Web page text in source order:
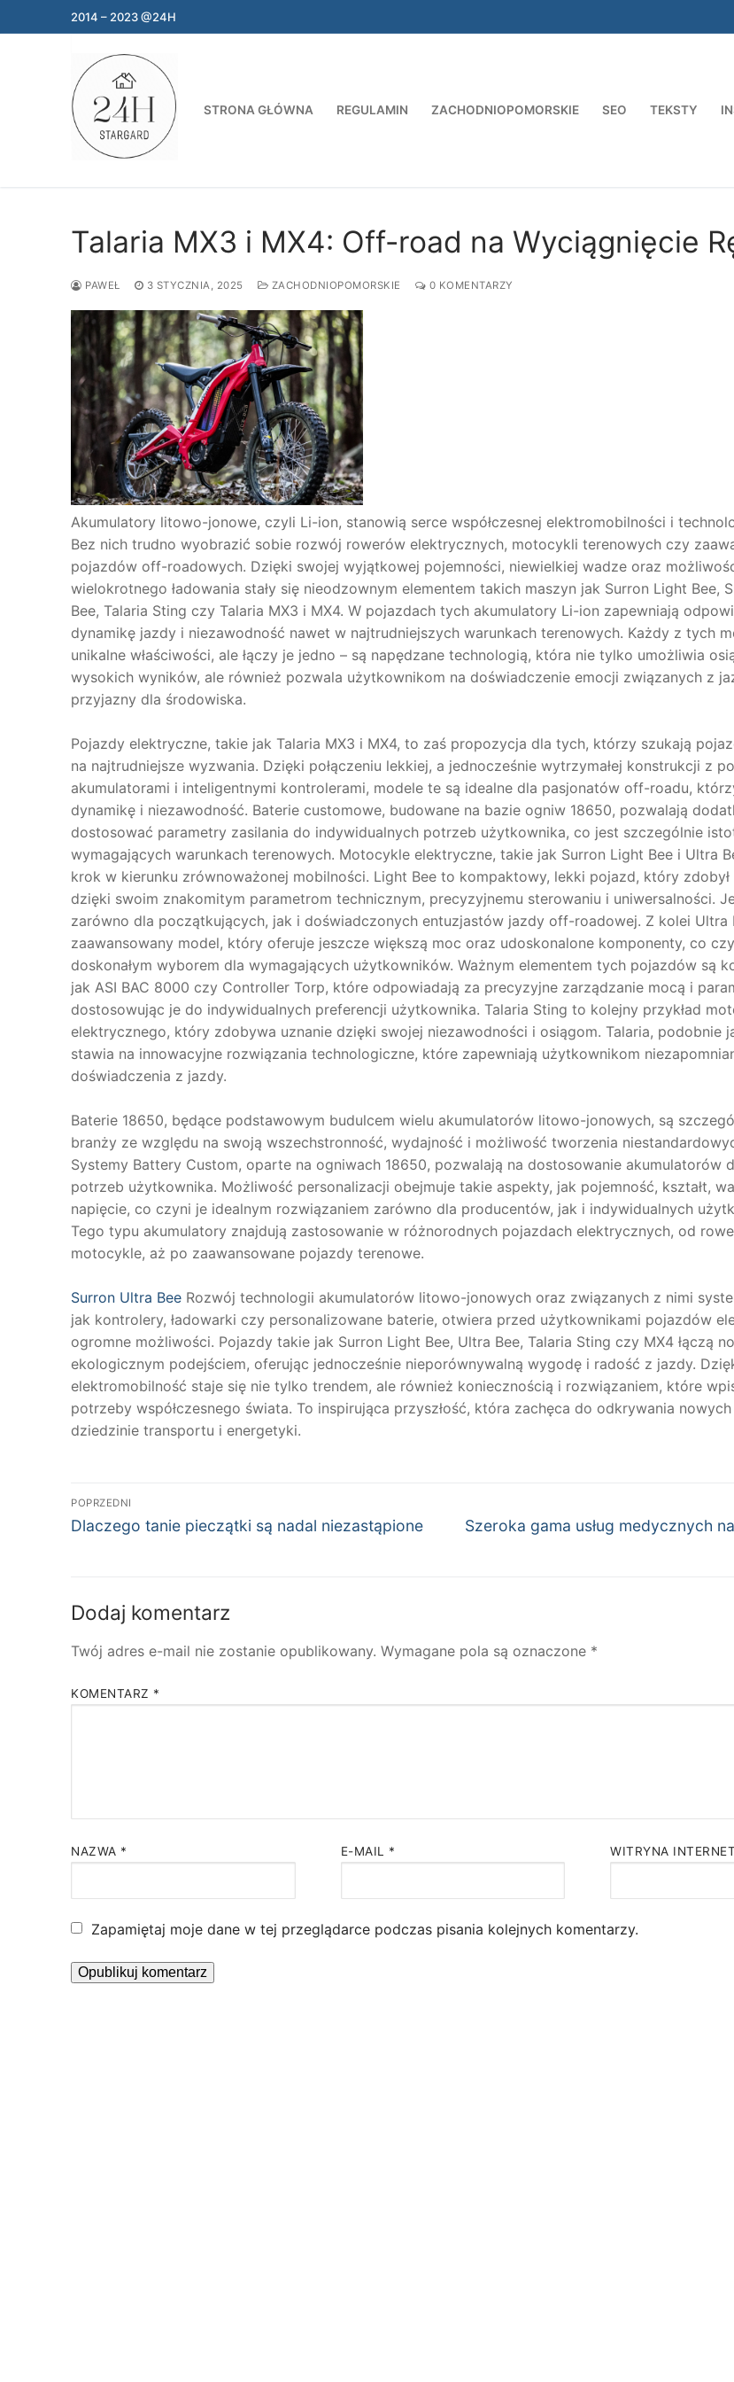
do
2014 – 2023 @24H
STRONA GŁÓWNA REGULAMIN ZACHODNIOPOMORSKIE SEO TEKSTY
Talaria MX3 i MX4: Off-road na Wyciągnięcie
PAWEŁ 3 STYCZNIA, 2025 ZACHODNIOPOMORSKIE 0 KOMENTARZY
Akumulatory litowo-jonowe, czyli Li-ion, stanowią serce współczesnej elektromobilności i
Bez nich trudno wyobrazić sobie rozwój rowerów elektrycznych, motocykli terenowych czy
pojazdów off-roadowych. Dzięki swojej wyjątkowej pojemności, niewielkiej wadze oraz
wielokrotnego ładowania stały się nieodzownym elementem takich maszyn jak Surron Light Bee,
Bee, Talaria Sting czy Talaria MX3 i MX4. W pojazdach tych akumulatory Li-ion zapewniają
dynamikę jazdy i niezawodność nawet w najtrudniejszych warunkach terenowych. Każdy z tych
unikalne właściwości, ale łączy je jedno – są napędzane technologią, która nie tylko umożliwia
wysokich wyników, ale również pozwala użytkownikom na doświadczenie emocji związanych z
przyjazny dla środowiska.
Pojazdy elektryczne, takie jak Talaria MX3 i MX4, to zaś propozycja dla tych, którzy szukają
na najtrudniejsze wyzwania. Dzięki połączeniu lekkiej, a jednocześnie wytrzymałej konstrukcji z
akumulatorami i inteligentnymi kontrolerami, modele te są idealne dla pasjonatów off-roadu,
dynamikę i niezawodność. Baterie customowe, budowane na bazie ogniw 18650, pozwalają
dostosować parametry zasilania do indywidualnych potrzeb użytkownika, co jest szczególnie
wymagających warunkach terenowych. Motocykle elektryczne, takie jak Surron Light Bee i Ultra
krok w kierunku zrównoważonej mobilności. Light Bee to kompaktowy, lekki pojazd, który zdobył
dzięki swoim znakomitym parametrom technicznym, precyzyjnemu sterowaniu i uniwersalności.
zarówno dla początkujących, jak i doświadczonych entuzjastów jazdy off-roadowej. Z kolei Ultra
zaawansowany model, który oferuje jeszcze większą moc oraz udoskonalone komponenty, co
doskonałym wyborem dla wymagających użytkowników. Ważnym elementem tych pojazdów są
jak ASI BAC 8000 czy Controller Torp, które odpowiadają za precyzyjne zarządzanie mocą i
dostosowując je do indywidualnych preferencji użytkownika. Talaria Sting to kolejny przykład
elektrycznego, który zdobywa uznanie dzięki swojej niezawodności i osiągom. Talaria, podobnie
stawia na innowacyjne rozwiązania technologiczne, które zapewniają użytkownikom
doświadczenia z jazdy.
Baterie 18650, będące podstawowym budulcem wielu akumulatorów litowo-jonowych, są
branży ze względu na swoją wszechstronność, wydajność i możliwość tworzenia
Systemy Battery Custom, oparte na ogniwach 18650, pozwalają na dostosowanie akumulatorów
potrzeb użytkownika. Możliwość personalizacji obejmuje takie aspekty, jak pojemność, kształt,
napięcie, co czyni je idealnym rozwiązaniem zarówno dla producentów, jak i indywidualnych
Tego typu akumulatory znajdują zastosowanie w różnorodnych pojazdach elektrycznych, od
motocykle, aż po zaawansowane pojazdy terenowe.
Surron Ultra Bee Rozwój technologii akumulatorów litowo-jonowych oraz związanych z nimi
jak kontrolery, ładowarki czy personalizowane baterie, otwiera przed użytkownikami pojazdów
ogromne możliwości. Pojazdy takie jak Surron Light Bee, Ultra Bee, Talaria Sting czy MX4 łączą
ekologicznym podejściem, oferując jednocześnie nieporównywalną wygodę i radość z jazdy.
elektromobilność staje się nie tylko trendem, ale również koniecznością i rozwiązaniem, które
potrzeby współczesnego świata. To inspirująca przyszłość, która zachęca do odkrywania
dziedzinie transportu i energetyki.
Nawigacja
wpisu
POPRZEDNI
Poprzedni
Dlaczego tanie pieczątki są nadal niezastąpione
Następny
Szeroka gama usług medycznych
Dodaj komentarz
Twój adres e-mail nie zostanie opublikowany. Wymagane pola są oznaczone *
KOMENTARZ *
NAZWA * E-MAIL * WITRYNA
Zapamiętaj moje dane w tej przeglądarce podczas pisania kolejnych komentarzy.